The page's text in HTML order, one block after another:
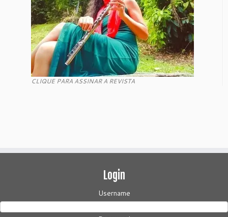
CLIQUE PARA ASSINAR A REVISTA
Login
Username